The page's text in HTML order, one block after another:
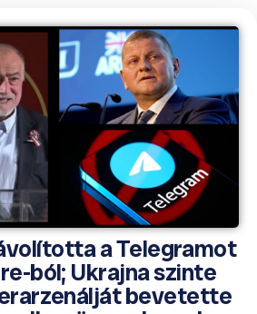
a Telegramot
ból; Ukrajna szinte
bevetette